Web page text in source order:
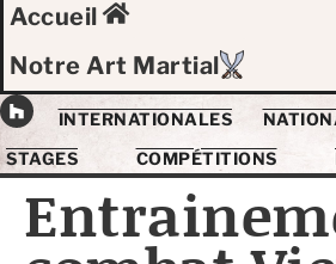
Accueil
Notre Art Martial
INTERNATIONALES
STAGES
COMPÉTITIONS